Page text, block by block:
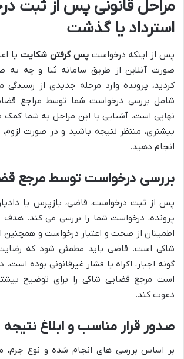
مراحل قانونی پس از ثبت
استرداد یا گذشت
پس از اینکه درخواستپس گرفتن شکایت یا
صورت آنلاین از طریق سامانه ثنا و چه
کردید، پرونده وارد مرحله جدیدی از
شامل بررسی درخواست شما توسط مراجع
نهایی است. آشنایی با این مراحل به شما کمک
بیشتری، منتظر نتیجه باشید و در صورت لزوم،
انجام دهید.
بررسی درخواست توسط مرجع
پس از ثبت درخواست، قاضی، بازپرس یا
پرونده، درخواست شما را بررسی می کند. هدف
اطمینان از صحت و اعتبار درخواست و همچنین
شاکی است. قاضی باید مطمئن شود که
گونه اجبار، اکراه یا فشار غیرقانونی بوده است.
است مرجع قضایی شاکی را برای توضیح
دعوت کند.
صدور قرار مناسب و ابلاغ نتیجه
بر اساس بررسی های انجام شده و نوع جرم،